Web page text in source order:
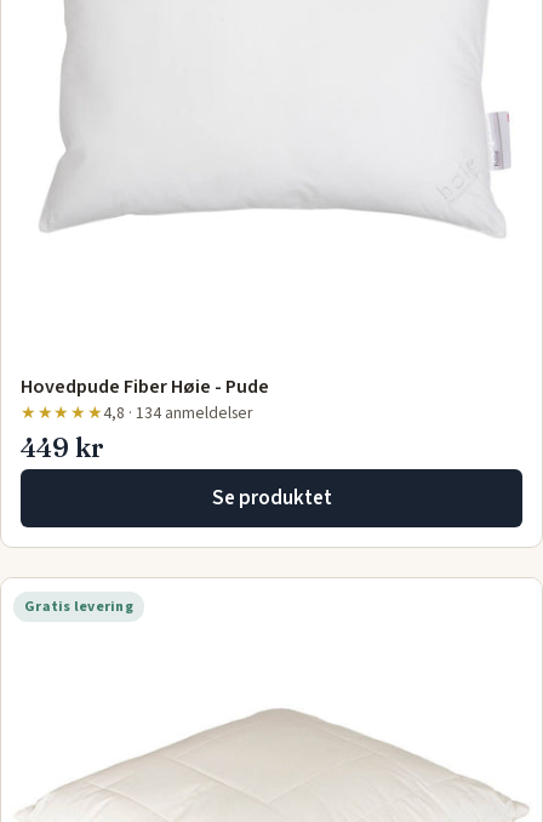
Hovedpude Fiber Høie - Pude
★★★★★4,8 · 134 anmeldelser
449 kr
Se produktet
Gratis levering